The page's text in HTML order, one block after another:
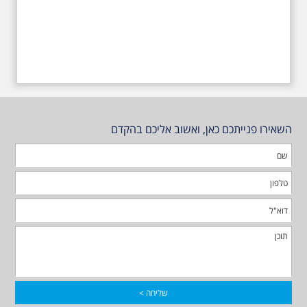
השאירו פנייתכם כאן, ואשוב אליכם בהקדם